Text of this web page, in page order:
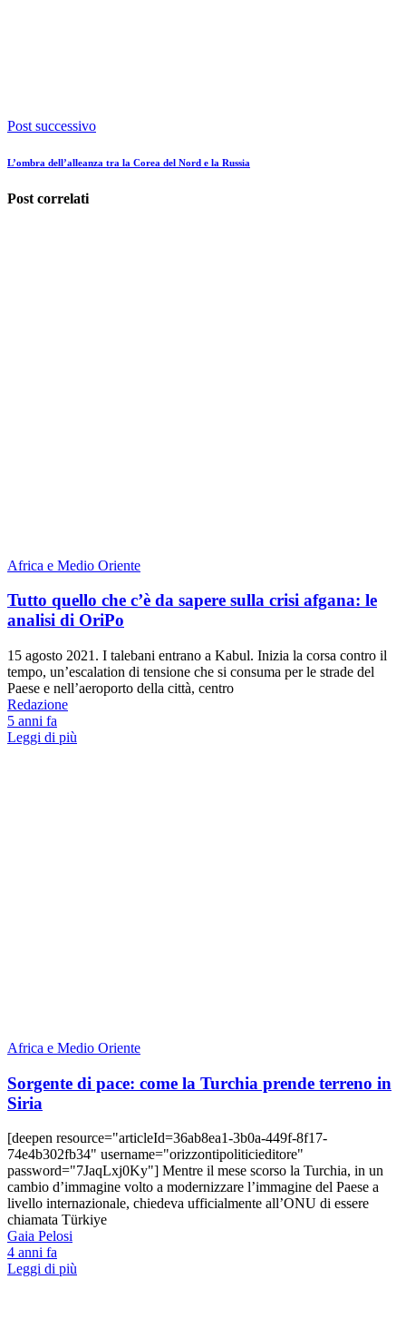
Post successivo
L’ombra dell’alleanza tra la Corea del Nord e la Russia
Post correlati
Africa e Medio Oriente
Tutto quello che c’è da sapere sulla crisi afgana: le
analisi di OriPo
15 agosto 2021. I talebani entrano a Kabul. Inizia la corsa contro il
tempo, un’escalation di tensione che si consuma per le strade del
Paese e nell’aeroporto della città, centro
Redazione
5 anni fa
Leggi di più
Africa e Medio Oriente
Sorgente di pace: come la Turchia prende terreno in
Siria
[deepen resource="articleId=36ab8ea1-3b0a-449f-8f17-
74e4b302fb34" username="orizzontipoliticieditore"
password="7JaqLxj0Ky"] Mentre il mese scorso la Turchia, in un
cambio d’immagine volto a modernizzare l’immagine del Paese a
livello internazionale, chiedeva ufficialmente all’ONU di essere
chiamata Türkiye
Gaia Pelosi
4 anni fa
Leggi di più